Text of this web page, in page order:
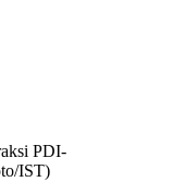
PDI-
IST)